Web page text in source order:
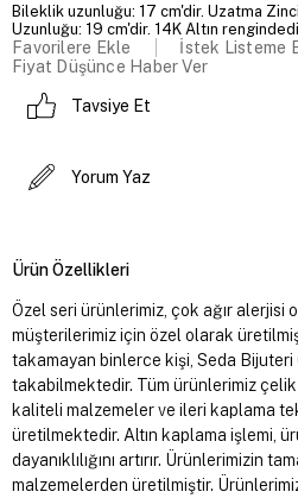
Bileklik uzunluğu: 17 cm'dir. Uzatma
Uzunluğu: 19 cm'dir. 14K Altın
Favorilere Ekle
İstek Listeme
Fiyat Düşünce Haber Ver
Tavsiye Et
Yorum Yaz
Ürün Özellikleri
Özel seri ürünlerimiz, çok ağır alerjisi
müşterilerimiz için özel olarak
takamayan binlerce kişi, Seda Bijuteri
takabilmektedir. Tüm ürünlerimiz çelik
kaliteli malzemeler ve ileri kaplama
üretilmektedir. Altın kaplama işlemi,
dayanıklılığını artırır. Ürünlerimizin
malzemelerden üretilmiştir.